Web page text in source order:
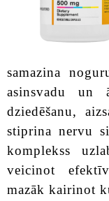
samazina
asinsvadu un
dziedēšanu,
stiprina nervu
komplekss
veicinot
mazāk kairinot